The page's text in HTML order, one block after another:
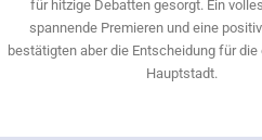
für hitzige Debatten gesorgt. Ein
spannende Premieren und eine
bestätigten aber die Entscheidung für
Hauptstadt.